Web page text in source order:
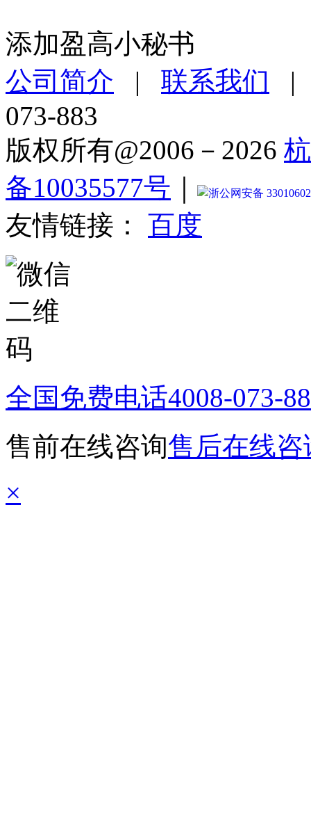
添加盈高小秘书
公司简介 | 联系我们
073-883
版权所有@2006－2026
备10035577号 ｜ 浙公网安备
友情链接： 百度
全国免费电话4008-073-
售前在线咨询售后在线咨
×